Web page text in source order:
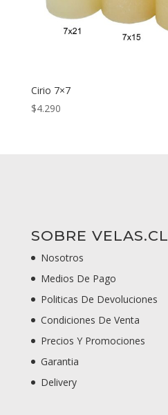
Cirio 7×7
$4.290
SOBRE VELAS.CL
Nosotros
Medios De Pago
Politicas De Devoluciones
Condiciones De Venta
Precios Y Promociones
Garantia
Delivery